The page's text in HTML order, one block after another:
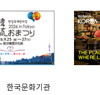
한국문화기관